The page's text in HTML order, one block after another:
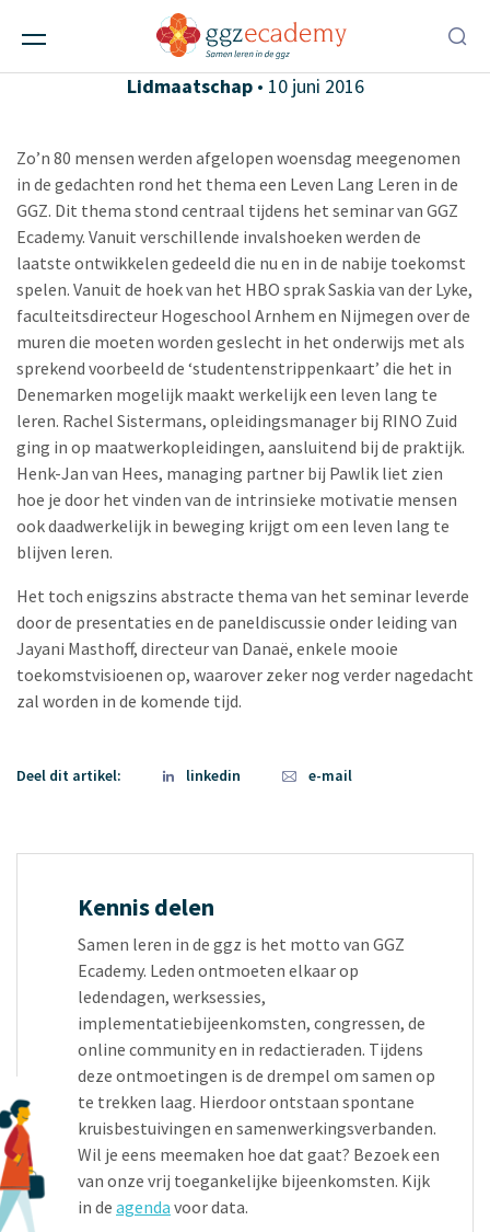
Geslaagd seminar Leven lang leren
Ggz-instellingen,Scholen,
Lidmaatschap • 10 juni 2016
Zo’n 80 mensen werden afgelopen woensdag meegenomen
in de gedachten rond het thema een Leven Lang Leren in de
GGZ. Dit thema stond centraal tijdens het seminar van GGZ
Ecademy. Vanuit verschillende invalshoeken werden de
laatste ontwikkelen gedeeld die nu en in de nabije toekomst
spelen. Vanuit de hoek van het HBO sprak Saskia van der Lyke,
faculteitsdirecteur Hogeschool Arnhem en Nijmegen over de
muren die moeten worden geslecht in het onderwijs met als
sprekend voorbeeld de ‘studentenstrippenkaart’ die het in
Denemarken mogelijk maakt werkelijk een leven lang te
leren. Rachel Sistermans, opleidingsmanager bij RINO Zuid
ging in op maatwerkopleidingen, aansluitend bij de praktijk.
Henk-Jan van Hees, managing partner bij Pawlik liet zien
hoe je door het vinden van de intrinsieke motivatie mensen
ook daadwerkelijk in beweging krijgt om een leven lang te
blijven leren.
Het toch enigszins abstracte thema van het seminar leverde
door de presentaties en de paneldiscussie onder leiding van
Jayani Masthoff, directeur van Danaë, enkele mooie
toekomstvisioenen op, waarover zeker nog verder nagedacht
zal worden in de komende tijd.
Deel dit artikel: linkedin e-mail
Kennis delen
Samen leren in de ggz is het motto van GGZ
Ecademy. Leden ontmoeten elkaar op
ledendagen, werksessies,
implementatiebijeenkomsten, congressen, de
online community en in redactieraden. Tijdens
deze ontmoetingen is de drempel om samen op
te trekken laag. Hierdoor ontstaan spontane
kruisbestuivingen en samenwerkingsverbanden.
Wil je eens meemaken hoe dat gaat? Bezoek een
van onze vrij toegankelijke bijeenkomsten. Kijk
in de agenda voor data.